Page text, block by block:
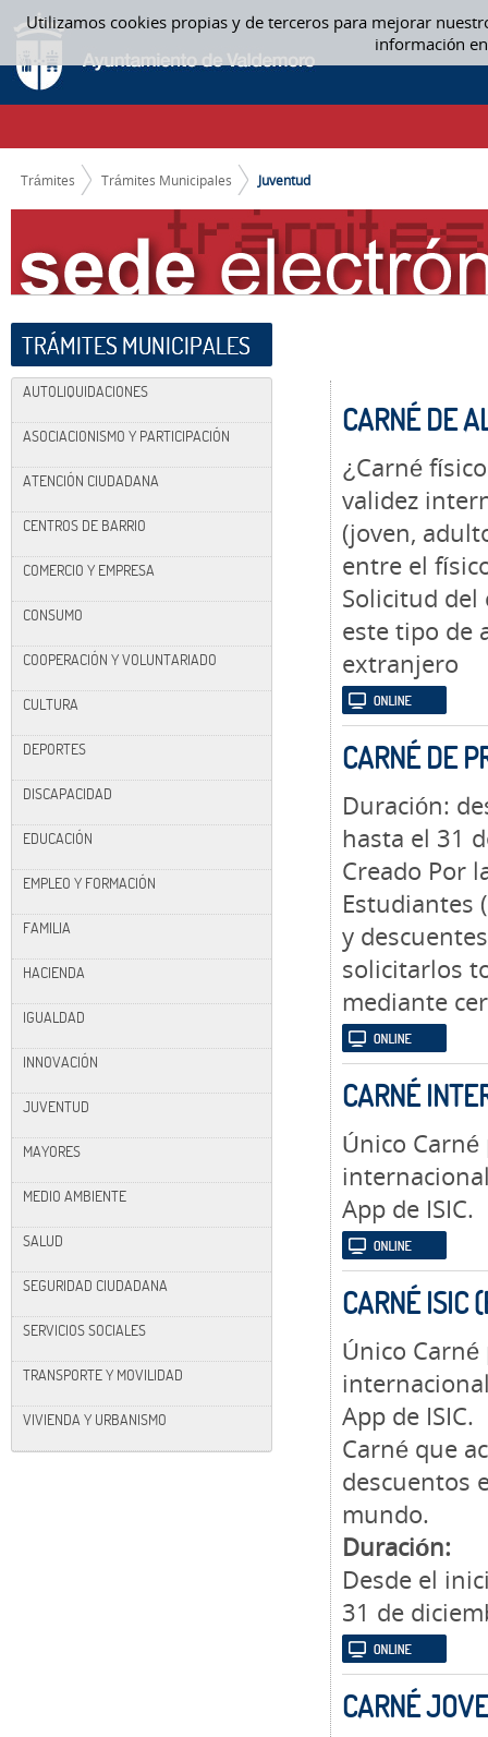
Utilizamos cookies propias y de terceros para mejorar
información
Saltar al contenido
JUVENTUD
CAMINO DE MIGAS
Trámites Trámites Municipales Juventud
TRÁMITES MUNICIPALES
AUTOLIQUIDACIONES
ASOCIACIONISMO Y PARTICIPACIÓN
ATENCIÓN CIUDADANA
CENTROS DE BARRIO
COMERCIO Y EMPRESA
CONSUMO
COOPERACIÓN Y VOLUNTARIADO
CULTURA
DEPORTES
DISCAPACIDAD
EDUCACIÓN
EMPLEO Y FORMACIÓN
FAMILIA
HACIENDA
IGUALDAD
INNOVACIÓN
JUVENTUD
MAYORES
MEDIO AMBIENTE
SALUD
SEGURIDAD CIUDADANA
SERVICIOS SOCIALES
TRANSPORTE Y MOVILIDAD
VIVIENDA Y URBANISMO
CARNÉ DE
¿Carné
validez
(joven,
entre el
Solicitud del
este tipo de
extranjero
CARNÉ DE
Duración:
hasta el 31
Creado Por
Estudiantes
y
solicitarlos
mediante
CARNÉ
Único Carné
App de ISIC.
CARNÉ ISIC
Único Carné
App de ISIC.
Carné que
descuentos
mundo.
Duración:
Desde el
31 de
CARNÉ